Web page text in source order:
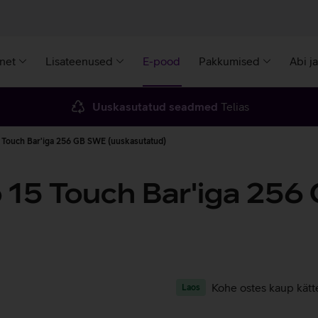
Lisateenused E-pood Pakkumised Abi
Uuskasutatud seadmed Telias
Bar'iga 256 GB SWE (uuskasutatud)
Touch Bar'iga 256
Laos Kohe ostes kaup